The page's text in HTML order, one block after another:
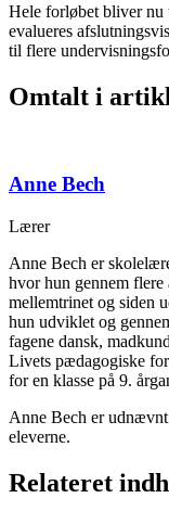
Hele forløbet bliver nu
evalueres
til flere
Omtalt i
Anne Bech
Lærer
Anne Bech er
hvor hun gennem
mellemtrinet og siden
hun udviklet og
fagene dansk,
Livets pædagogiske
for en klasse på 9.
Anne Bech er udnævnt
eleverne.
Relateret